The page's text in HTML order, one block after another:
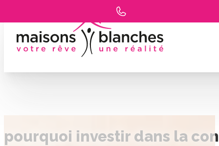
pourquoi investir dans la